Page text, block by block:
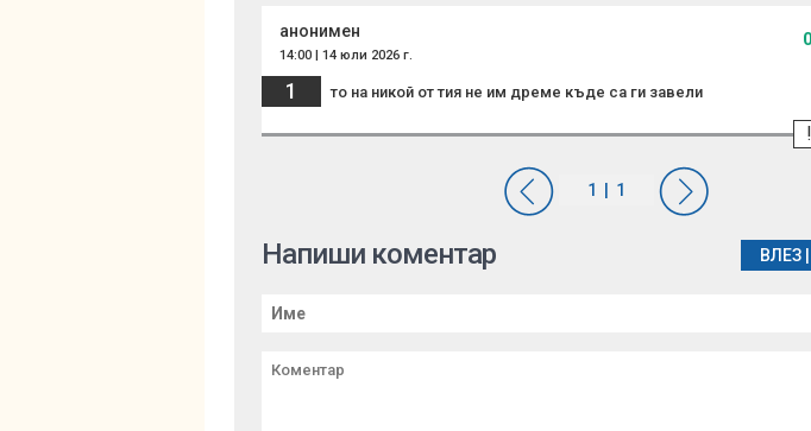
анонимен
14:00 | 14 юли 2026 г.
1 то на никой от тия не им дреме къде са ги завели
!
Напиши коментар ВЛЕЗ